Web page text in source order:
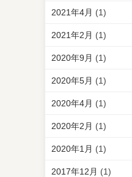
2021年4月 (1)
2021年2月 (1)
2020年9月 (1)
2020年5月 (1)
2020年4月 (1)
2020年2月 (1)
2020年1月 (1)
2017年12月 (1)